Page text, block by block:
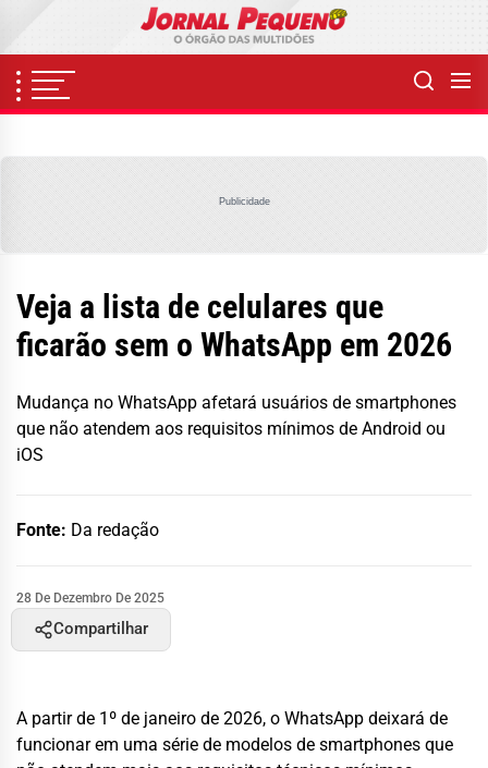
content
Publicidade
Veja a lista de celulares que
ficarão sem o WhatsApp em 2026
Mudança no WhatsApp afetará usuários de smartphones
que não atendem aos requisitos mínimos de Android ou
iOS
Fonte: Da redação
28 De Dezembro De 2025
Compartilhar
A partir de 1º de janeiro de 2026, o WhatsApp deixará de
funcionar em uma série de modelos de smartphones que